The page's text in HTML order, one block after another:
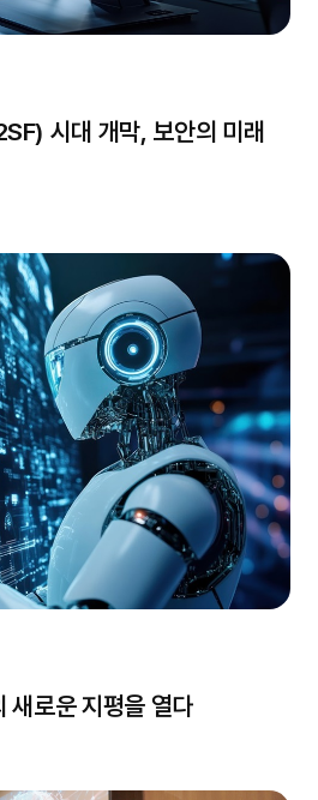
시대 개막, 보안의 미래
새로운 지평을 열다